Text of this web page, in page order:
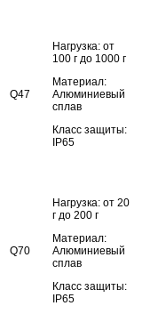
Q47
Нагрузка: от
100 г до 1000 г
Материал:
Алюминиевый
сплав
Класс защиты:
IP65
Q70
Нагрузка: от 20
г до 200 г
Материал:
Алюминиевый
сплав
Класс защиты:
IP65